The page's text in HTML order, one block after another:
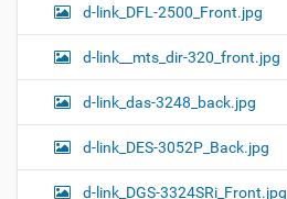
d-link_DFL-2500_Front.jpg
d-link__mts_dir-320_front.jpg
d-link_das-3248_back.jpg
d-link_DES-3052P_Back.jpg
d-link_DGS-3324SRi_Front.jpg